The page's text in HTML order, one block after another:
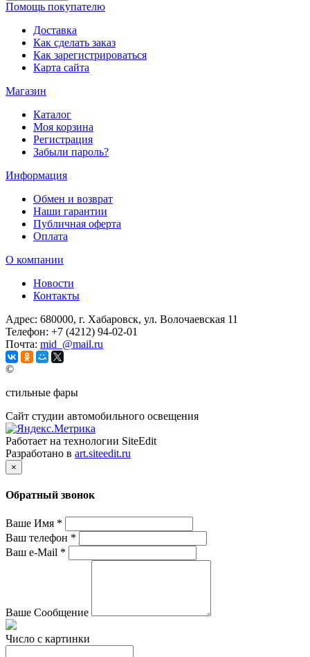
Помощь покупателю
Доставка
Как сделать заказ
Как зарегистрироваться
Карта сайта
Магазин
Каталог
Моя корзина
Регистрация
Забыли пароль?
Информация
Обмен и возврат
Наши гарантии
Публичная оферта
Оплата
О компании
Новости
Контакты
Адрес: 680000, г. Хабаровск, ул. Волочаевская 11
Телефон: +7 (4212) 94-02-01
Почта: mid_@mail.ru
©
стильные фары
Сайт студии автомобильного освещения
Работает на технологии SiteEdit
Разработано в art.siteedit.ru
×
Обратный звонок
Ваше Имя *
Ваш телефон *
Ваш e-Mail *
Ваше Сообщение
Число с картинки